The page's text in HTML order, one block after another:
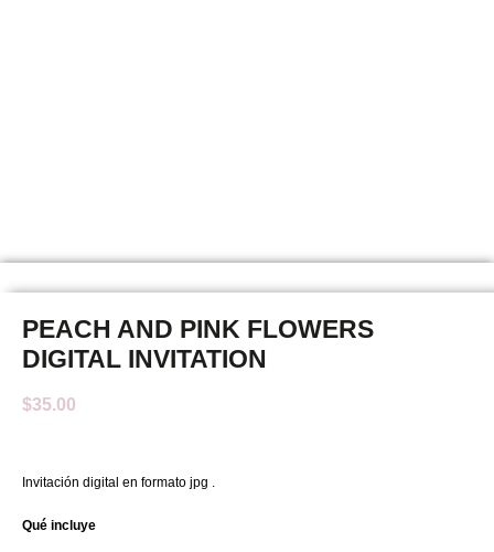
PEACH AND PINK FLOWERS
DIGITAL INVITATION
$35.00
Invitación digital en formato jpg .
Qué incluye